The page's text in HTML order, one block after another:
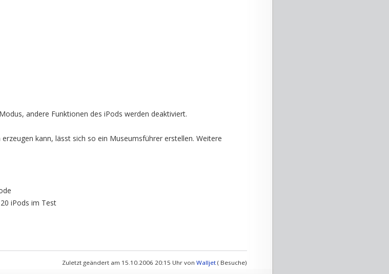
andere Funktionen des iPods werden deaktiviert.
kann, lässt sich so ein Museumsführer erstellen. Weitere
iPods im Test
Zuletzt geändert am 15.10.2006 20:15 Uhr von Walljet ( Besuche)